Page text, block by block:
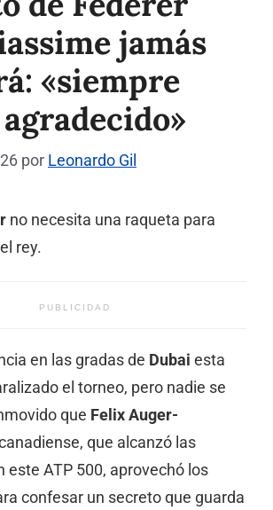
jamás
«siempre
por Leonardo Gil
no necesita una raqueta para
rey.
PUBLICIDAD
en las gradas de Dubai esta
el torneo, pero nadie se
que Felix Auger-
que alcanzó las
este ATP 500, aprovechó los
confesar un secreto que guarda